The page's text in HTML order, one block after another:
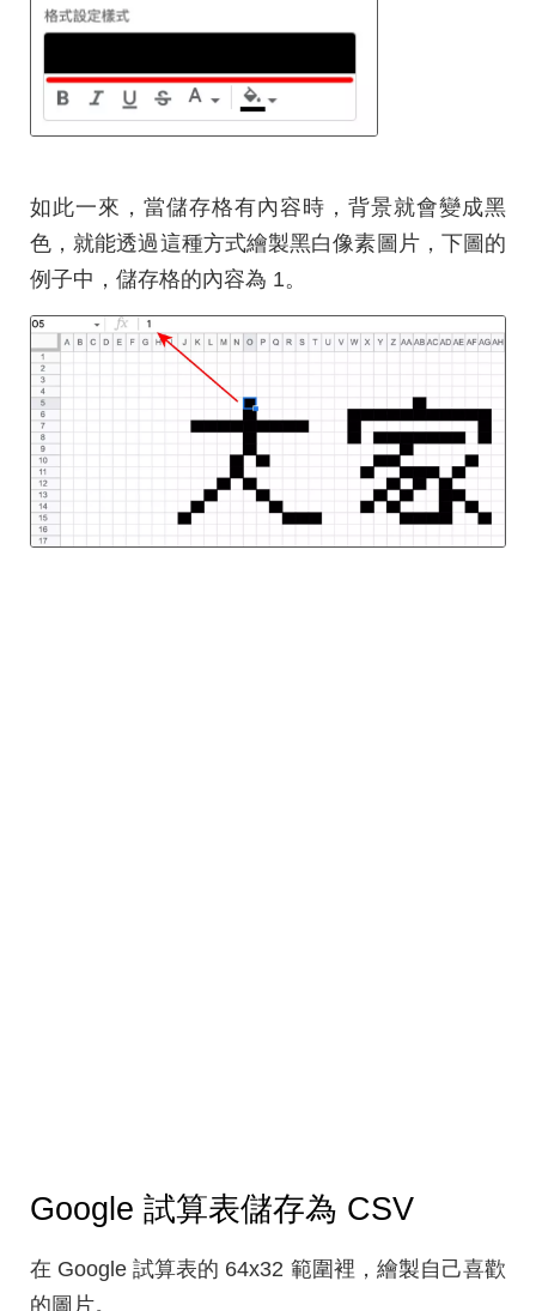
如此一來，當儲存格有內容時，背景就會變成黑
色，就能透過這種方式繪製黑白像素圖片，下圖的
例子中，儲存格的內容為 1。
Google 試算表儲存為 CSV
在 Google 試算表的 64x32 範圍裡，繪製自己喜歡
的圖片。